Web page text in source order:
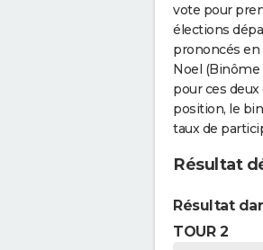
vote pour
élections
prononcés en
Noel (Binôme
pour ces
position, le
taux de
Résultat
Résultat
TOUR 2